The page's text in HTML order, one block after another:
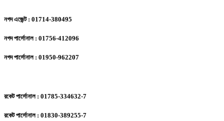
নগদ এজেন্ট : 01714-380495
নগদ পার্সোনাল : 01756-412096
নগদ পার্সোনাল : 01950-962207
রকেট পার্সোনাল : 01785-334632-7
রকেট পার্সোনাল : 01830-389255-7